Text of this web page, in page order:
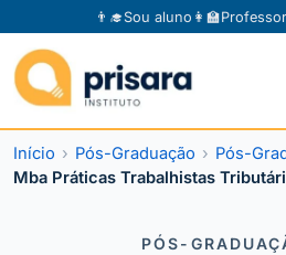
👨‍🎓Sou aluno 👩‍🏫Professor
Início Pós-Graduação
Pós-
Mba Práticas Trabalhistas
PÓS-